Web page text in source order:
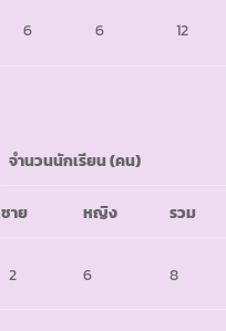
6 6 12
จำนวนนักเรียน(คน)
ชาย หญิง รวม
2 6 8